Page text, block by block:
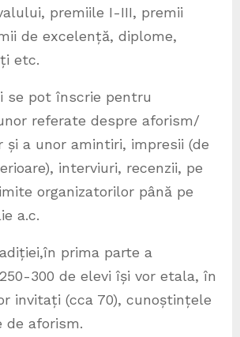
premiile I-III, premii
de excelență, diplome,
etc.
se pot înscrie pentru
referate despre aforism/
și a unor amintiri, impresii (de
interviuri, recenzii, pe
organizatorilor până pe
a.c.
prima parte a
300 de elevi își vor etala, în
invitați (cca 70), cunoștințele
de aforism.